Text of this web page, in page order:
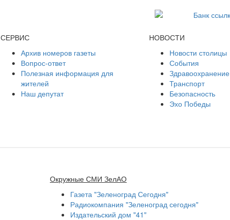
СЕРВИС
Архив номеров газеты
Вопрос-ответ
Полезная информация для
жителей
Наш депутат
НОВОСТИ
Новости столицы
События
Здравоохранение
Транспорт
Безопасность
Эхо Победы
Окружные СМИ ЗелАО
Газета "Зеленоград Сегодня"
Радиокомпания "Зеленоград сегодня"
Издательский дом "41"